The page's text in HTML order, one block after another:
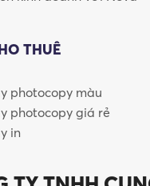
tích cực.
tin.
liệu phản ánh chất
Bật Tại Nova
tín hàng đầu thế giới,
THUÊ
photocopy màu
photocopy giá rẻ
in